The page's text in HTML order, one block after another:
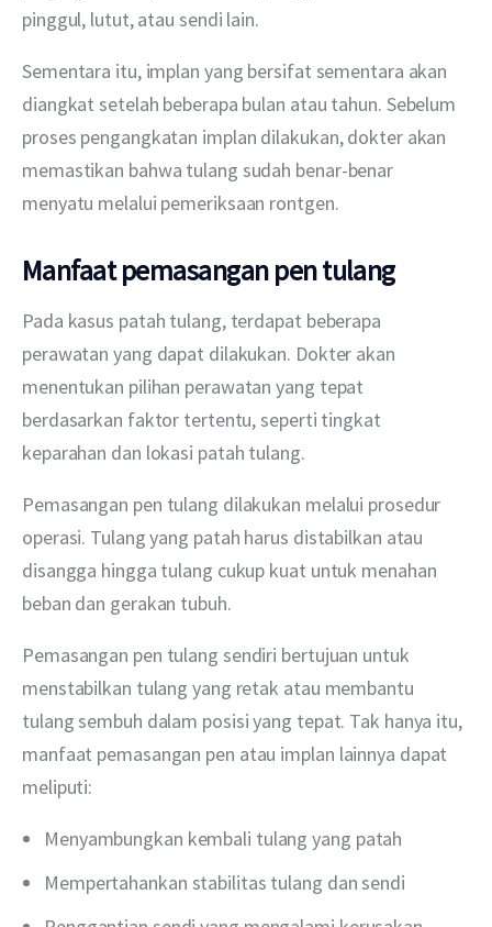
pinggul, lutut, atau sendi lain.
Sementara itu, implan yang bersifat sementara akan
diangkat setelah beberapa bulan atau tahun. Sebelum
proses pengangkatan implan dilakukan, dokter akan
memastikan bahwa tulang sudah benar-benar
menyatu melalui pemeriksaan rontgen.
Manfaat pemasangan pen tulang
Pada kasus patah tulang, terdapat beberapa
perawatan yang dapat dilakukan. Dokter akan
menentukan pilihan perawatan yang tepat
berdasarkan faktor tertentu, seperti tingkat
keparahan dan lokasi patah tulang.
Pemasangan pen tulang dilakukan melalui prosedur
operasi. Tulang yang patah harus distabilkan atau
disangga hingga tulang cukup kuat untuk menahan
beban dan gerakan tubuh.
Pemasangan pen tulang sendiri bertujuan untuk
menstabilkan tulang yang retak atau membantu
tulang sembuh dalam posisi yang tepat. Tak hanya itu,
manfaat pemasangan pen atau implan lainnya dapat
meliputi:
Menyambungkan kembali tulang yang patah
Mempertahankan stabilitas tulang dan sendi